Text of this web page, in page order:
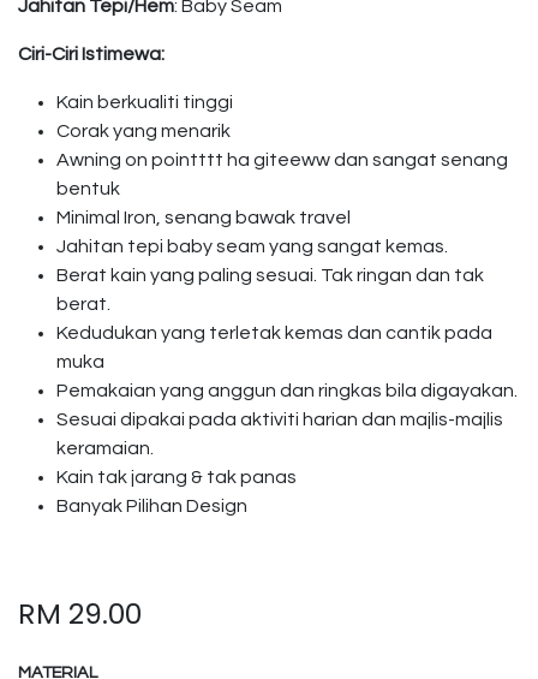
Jahitan Tepi/Hem: Baby Seam
Ciri-Ciri Istimewa:
Kain berkualiti tinggi
Corak yang menarik
Awning on pointttt ha giteeww dan sangat senang
bentuk
Minimal Iron, senang bawak travel
Jahitan tepi baby seam yang sangat kemas.
Berat kain yang paling sesuai. Tak ringan dan tak
berat.
Kedudukan yang terletak kemas dan cantik pada
muka
Pemakaian yang anggun dan ringkas bila digayakan.
Sesuai dipakai pada aktiviti harian dan majlis-majlis
keramaian.
Kain tak jarang & tak panas
Banyak Pilihan Design
RM 29.00
MATERIAL